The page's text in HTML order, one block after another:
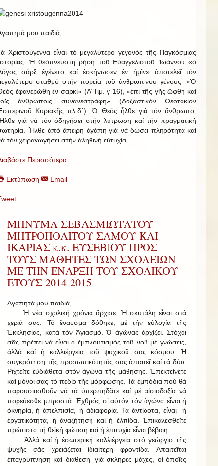
μου παιδιά,
Χριστούγεννα εἶναι τό μεγαλύτερο γεγονός τῆς Παγκόσμιας
Ἡ θεόπνευστη ρήση τοῦ Εὐαγγελιστοῦ Ἰωάννου «ὁ
σάρξ ἐγένετο καί ἐσκήνωσεν ἐν ἡμῖν» ἀποτελεῖ τόν
σταθμό στήν πορεία τοῦ ἀνθρωπίνου γένους. «Ὁ
ἐφανερώθη ἐν σαρκί» (Α΄Τιμ. γ 16), «ἐπί τῆς γῆς ὤφθη καί
ἀνθρώποις συνανεστράφη» (Δοξαστικόν Θεοτοκίον
Κυριακῆς πλ.δ΄). Ὁ Θεός ἦλθε γιά τόν ἄνθρωπο.
γιά νά τόν ὁδηγήσει στήν λύτρωση καί τήν πραγματική
Ἦλθε ἀπό ἄπειρη ἀγάπη γιά νά δώσει πληρότητα καί
τόν χειραγωγήσει στήν ἀληθινή εὐτυχία.
Περισσότερα
Εκτύπωση Email
ΜΗΝΥΜΑ ΣΕΒΑΣΜΙΩΤΑΤΟΥ
ΜΗΤΡΟΠΟΛΙΤΟΥ ΣΑΜΟΥ ΚΑΙ
ΙΚΑΡΙΑΣ κ.κ. ΕΥΣΕΒΙΟΥ ΠΡΟΣ
ΤΟΥΣ ΜΑΘΗΤΕΣ ΤΩΝ ΣΧΟΛΕΙΩΝ
ΜΕ ΤΗΝ ΕΝΑΡΞΗ ΤΟΥ ΣΧΟΛΙΚΟΥ
ΕΤΟΥΣ 2014-2015
Ἀγαπητά μου παιδιά,
Ἡ νέα σχολική χρόνια ἄρχισε. Ἡ σκυτάλη εἶναι στά
χεριά σας. Τό ἔναυσμα δόθηκε, μέ τήν εὐλογία τῆς
Ἐκκλησίας, κατά τόν Ἁγιασμό. Ὁ ἀγώνας ἀρχίζει. Στόχοι
σᾶς πρέπει νά εἶναι ὁ ἐμπλουτισμός τοῦ νοῦ μέ γνώσεις,
ἀλλά καί ἡ καλλιέργεια τοῦ ψυχικοῦ σας κόσμου. Ἡ
συγκρότηση τῆς προσωπικότητάς σας ἀπαιτεῖ καί τά δύο.
Ριχτεῖτε εὐδιάθετα στόν ἀγώνα τῆς μάθησης. Ἐπεκτείνετε
καί μόνοι σας τό πεδίο τῆς μόρφωσης. Τά ἐμπόδια πού θά
παρουσιασθοῦν νά τά ὑπερπηδᾶτε καί μέ αἰσιοδοξία νά
πορεύεσθε μπροστά. Ἐχθρός σ’ αὐτόν τόν ἀγώνα εἶναι ἡ
ὀκνηρία, ἡ ἀπελπισία, ἡ ἀδιαφορία. Τά ἀντίδοτα, εἶναι ἡ
ἐργατικότητα, ἡ ἀναζήτηση καί ἡ ἐλπίδα. Ἐπικαλεσθεῖτε
πρώτιστα τή θεϊκή φώτιση καί ἡ ἐπιτυχία εἶναι βέβαιη.
Ἀλλά καί ἡ ἐσωτερική καλλιέργεια στό γεώργιο τῆς
ψυχῆς σᾶς χρειάζεται ἰδιαίτερη φροντίδα. Ἀπαιτεῖται
ἐπαγρύπνηση καί διάθεση, γιά σκληρές μάχες, οἱ ὁποῖες